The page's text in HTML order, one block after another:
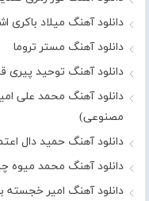
دانلود آهنگ میلاد باکری
دانلود آهنگ مستر تروما
دانلود آهنگ توحید
دانلود آهنگ محمد علی
مصنوعی)
دانلود آهنگ حمید دال
دانلود آهنگ محمد میوه
دانلود آهنگ امیر خجسته